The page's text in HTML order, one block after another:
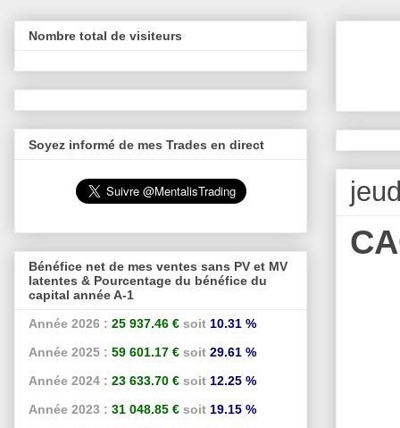
Nombre total de visiteurs
Soyez informé de mes Trades en direct
Bénéfice net de mes ventes sans PV et MV
latentes & Pourcentage du bénéfice du
capital année A-1
Année 2026 : 25 937.46 € soit 10.31 %
Année 2025 : 59 601.17 € soit 29.61 %
Année 2024 : 23 633.70 € soit 12.25 %
Année 2023 : 31 048.85 € soit 19.15 %